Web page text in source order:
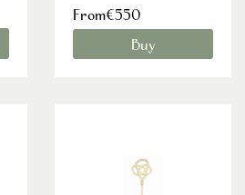
From€550
Buy